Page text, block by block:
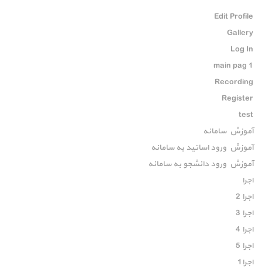
Edit Profile
Gallery
Log In
main pag 1
Recording
Register
test
آموزش سامانه
آموزش ورود اساتید به سامانه
آموزش ورود دانشجو به سامانه
اجرا
اجرا 2
اجرا 3
اجرا 4
اجرا 5
اجرا1